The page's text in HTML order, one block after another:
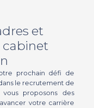
et
prochain défi de
le recrutement de
proposons des
votre carrière